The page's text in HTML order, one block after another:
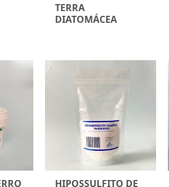
TERRA
DIATOMÁCEA
HIPOSSULFITO DE